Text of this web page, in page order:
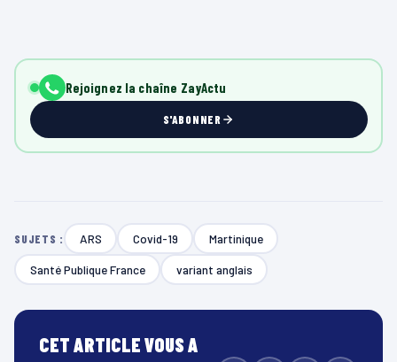
Rejoignez la chaîne ZayActu
S'ABONNER
SUJETS : ARS Covid-19 Martinique
Santé Publique France variant anglais
CET ARTICLE VOUS A